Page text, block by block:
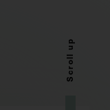
Scroll up